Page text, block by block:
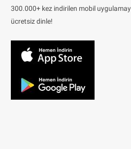
300.000+ kez indirilen mobil
ücretsiz dinle!